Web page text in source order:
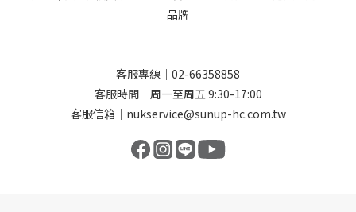
品牌
客服專線｜02-66358858
客服時間｜周一至周五 9:30-17:00
客服信箱｜nukservice@sunup-hc.com.tw